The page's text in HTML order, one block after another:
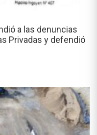
a las denuncias
Privadas y defendió